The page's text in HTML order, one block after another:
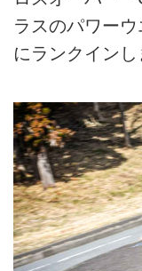
ラスのパワー
にランクインし